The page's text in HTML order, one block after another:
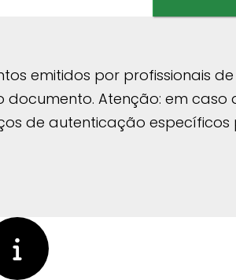
emitidos por profissionais de
Atenção: em
de autenticação específicos